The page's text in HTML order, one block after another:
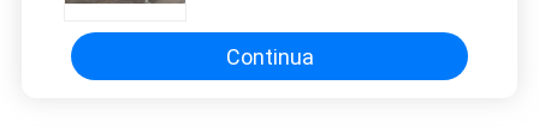
macchina
Continua